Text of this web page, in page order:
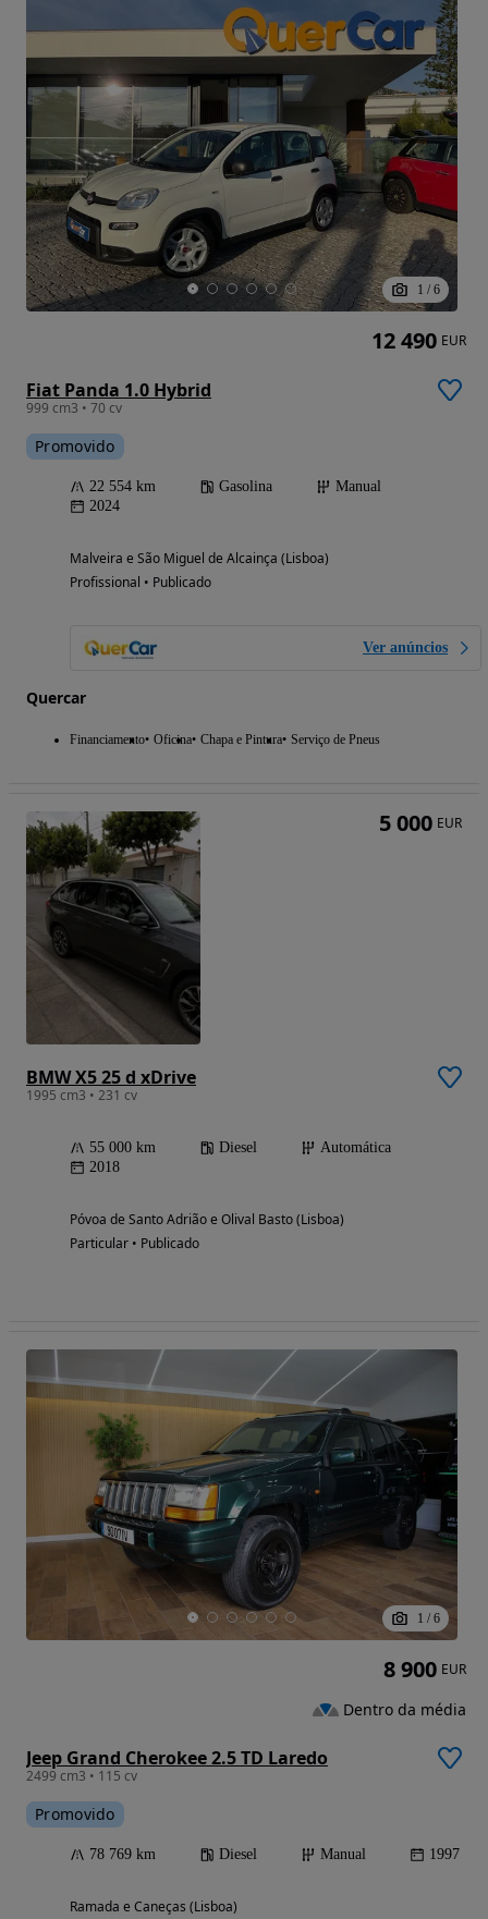
1 / 6
Fiat Panda 1.0 Hybrid
999 cm3 • 70 cv
Promovido
22 554 km Gasolina
Manual
2024
Malveira e São Miguel de Alcainça (Lisboa)
Profissional • Publicado
Ver anúncios
Quercar
Financiamento Oficina Chapa e Pintura Serviço de Pneus
12 490 EUR
BMW X5 25 d xDrive
1995 cm3 • 231 cv
55 000 km Diesel
Automática
2018
Póvoa de Santo Adrião e Olival Basto (Lisboa)
Particular • Publicado
5 000 EUR
1 / 6
Jeep Grand Cherokee 2.5 TD Laredo
2499 cm3 • 115 cv
Promovido
78 769 km Diesel Manual 1997
Ramada e Caneças (Lisboa)
8 900 EUR
Dentro da média